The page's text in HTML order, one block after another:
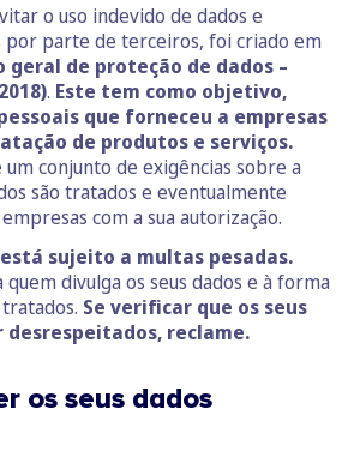
o uso indevido de dados e
por parte de terceiros, foi criado em
geral de proteção de dados –
. Este tem como objetivo,
que forneceu a empresas
de produtos e serviços.
conjunto de exigências sobre a
são tratados e eventualmente
com a sua autorização.
sujeito a multas pesadas.
divulga os seus dados e à forma
Se verificar que os seus
reclame.
os seus dados